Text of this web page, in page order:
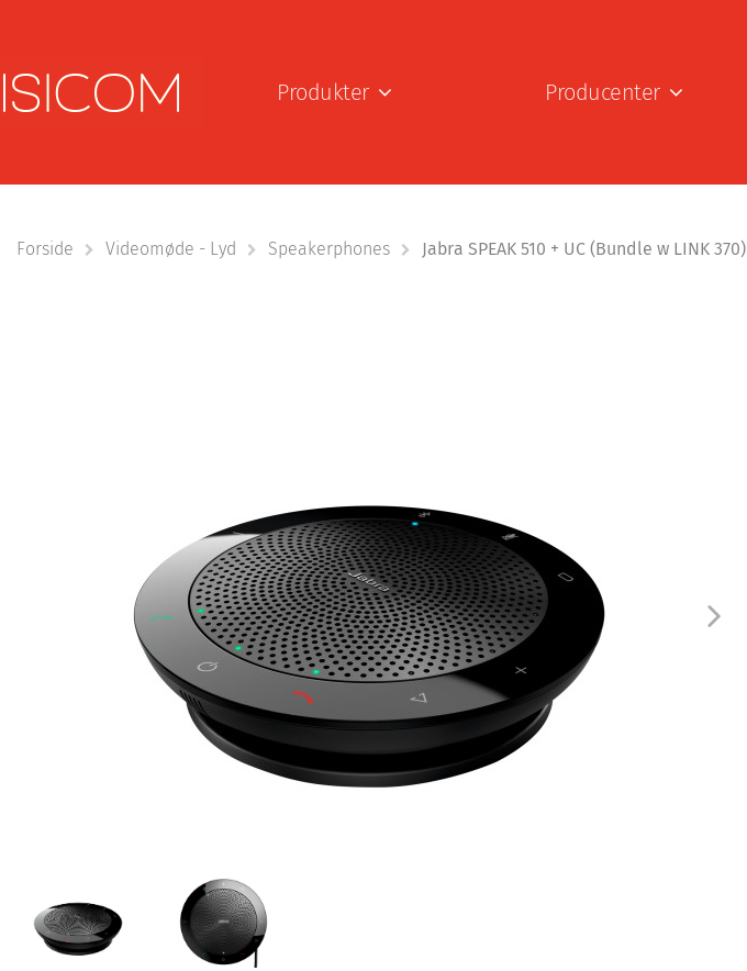
Produkter Producenter
Forside Videomøde - Lyd Speakerphones Jabra SPEAK 510 + UC (Bundle w LINK 370)